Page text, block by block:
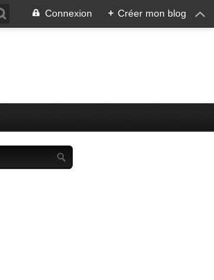
Connexion + Créer mon blog